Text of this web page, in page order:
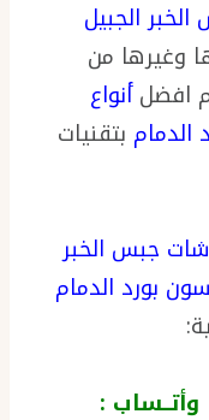
الجبيل
وغيرها من
افضلأنواع
بتقنيات
جبس الخبر
بورد الدمام
وأتــساب :